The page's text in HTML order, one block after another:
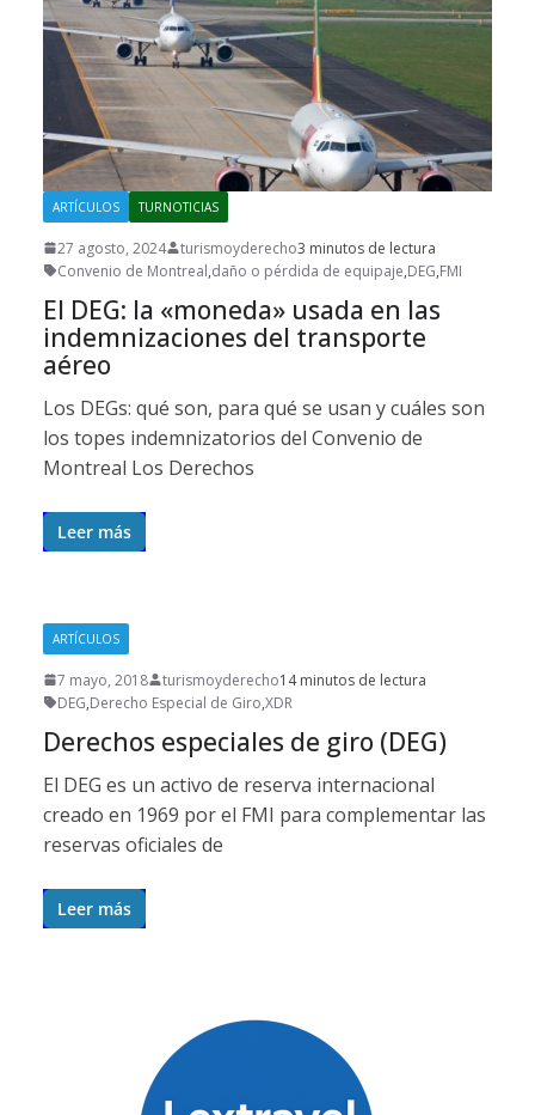
ARTÍCULOS TURNOTICIAS
27 agosto, 2024 turismoyderecho3 minutos de lectura
Convenio de Montreal,daño o pérdida de equipaje,DEG,FMI
El DEG: la «moneda» usada en las
indemnizaciones del transporte
aéreo
Los DEGs: qué son, para qué se usan y cuáles son
los topes indemnizatorios del Convenio de
Montreal Los Derechos
Leer más
ARTÍCULOS
7 mayo, 2018 turismoyderecho14 minutos de lectura
DEG,Derecho Especial de Giro,XDR
Derechos especiales de giro (DEG)
El DEG es un activo de reserva internacional
creado en 1969 por el FMI para complementar las
reservas oficiales de
Leer más